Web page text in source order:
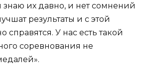
знаю их давно, и нет сомнений
результаты и с этой
справятся. У нас есть такой
соревнования не